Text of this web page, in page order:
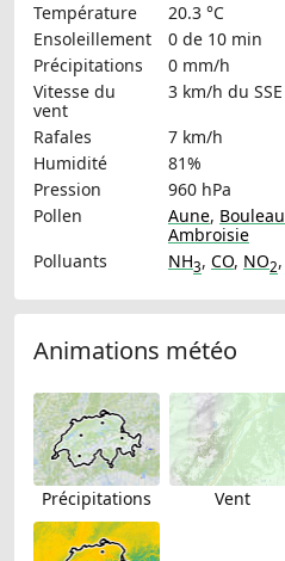
Température
20.3 °C
Ensoleillement
0 de 10 min
Précipitations
0 mm/h
Vitesse du
vent
3 km/h du SSE
Rafales
7 km/h
Humidité
81%
Pression
960 hPa
Pollen
Aune, Bouleau
Ambroisie
Polluants
NH3, CO, NO2,
Animations météo
Précipitations Vent